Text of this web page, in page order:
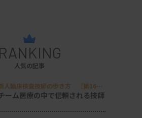
RANKING
人気の記事
人臨床検査技師の歩き方 ［第16
］
ーム医療の中で信頼される技師